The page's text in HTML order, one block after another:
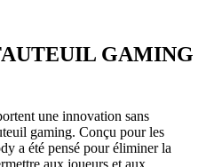
GAMING
une innovation sans
gaming. Conçu pour les
a été pensé pour éliminer la
aux joueurs et aux